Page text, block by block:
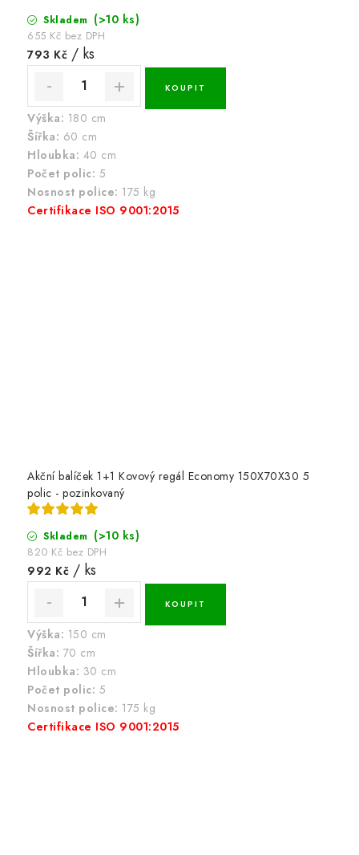
Skladem (>10 ks)
655 Kč bez DPH
793 Kč / ks
Výška: 180 cm
Šířka: 60 cm
Hloubka: 40 cm
Počet polic: 5
Nosnost police: 175 kg
Certifikace ISO 9001:2015
Akční balíček 1+1 Kovový regál Economy 150X70X30 5
polic - pozinkovaný
Skladem (>10 ks)
820 Kč bez DPH
992 Kč / ks
Výška: 150 cm
Šířka: 70 cm
Hloubka: 30 cm
Počet polic: 5
Nosnost police: 175 kg
Certifikace ISO 9001:2015